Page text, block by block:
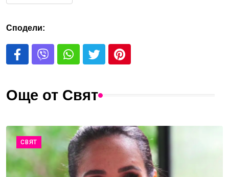
Сподели:
Още от Свят
СВЯТ